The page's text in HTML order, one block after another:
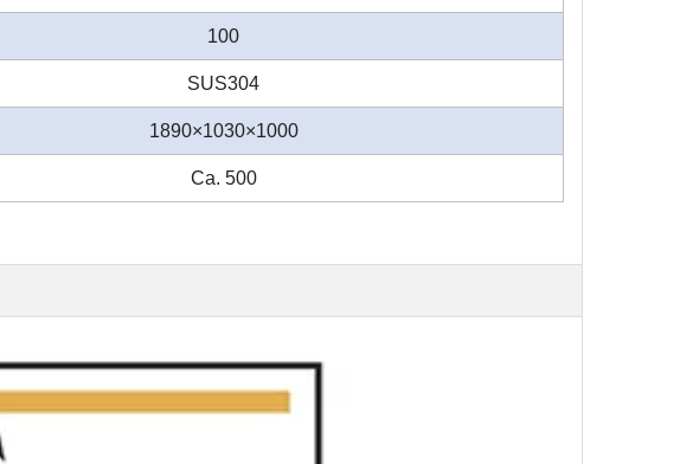
100
SUS304
1890×1030×1000
Ca. 500